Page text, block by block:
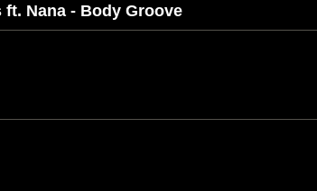
Nana - Body Groove